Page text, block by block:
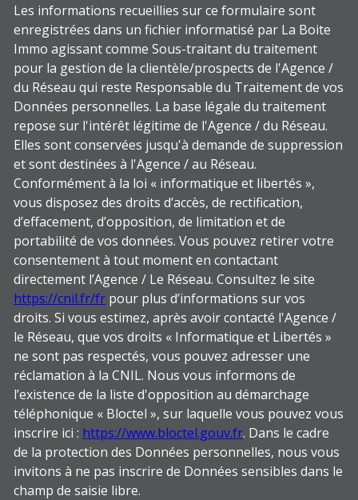
Les informations recueillies sur ce formulaire sont
enregistrées dans un fichier informatisé par La Boite
Immo agissant comme Sous-traitant du traitement
pour la gestion de la clientèle/prospects de l'Agence /
du Réseau qui reste Responsable du Traitement de vos
Données personnelles. La base légale du traitement
repose sur l'intérêt légitime de l'Agence / du Réseau.
Elles sont conservées jusqu'à demande de suppression
et sont destinées à l'Agence / au Réseau.
Conformément à la loi « informatique et libertés »,
vous disposez des droits d’accès, de rectification,
d’effacement, d’opposition, de limitation et de
portabilité de vos données. Vous pouvez retirer votre
consentement à tout moment en contactant
directement l’Agence / Le Réseau. Consultez le site
https://cnil.fr/fr pour plus d’informations sur vos
droits. Si vous estimez, après avoir contacté l'Agence /
le Réseau, que vos droits « Informatique et Libertés »
ne sont pas respectés, vous pouvez adresser une
réclamation à la CNIL. Nous vous informons de
l’existence de la liste d'opposition au démarchage
téléphonique « Bloctel », sur laquelle vous pouvez vous
inscrire ici : https://www.bloctel.gouv.fr. Dans le cadre
de la protection des Données personnelles, nous vous
invitons à ne pas inscrire de Données sensibles dans le
champ de saisie libre.